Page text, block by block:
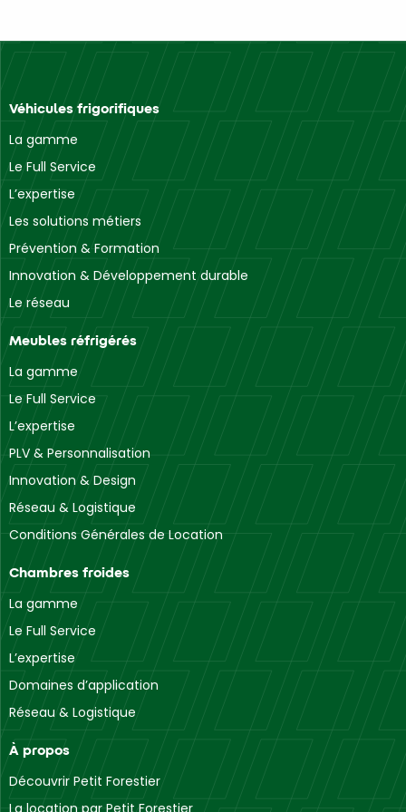
Véhicules frigorifiques
La gamme
Le Full Service
L’expertise
Les solutions métiers
Prévention & Formation
Innovation & Développement durable
Le réseau
Meubles réfrigérés
La gamme
Le Full Service
L’expertise
PLV & Personnalisation
Innovation & Design
Réseau & Logistique
Conditions Générales de Location
Chambres froides
La gamme
Le Full Service
L’expertise
Domaines d’application
Réseau & Logistique
À propos
Découvrir Petit Forestier
La location par Petit Forestier